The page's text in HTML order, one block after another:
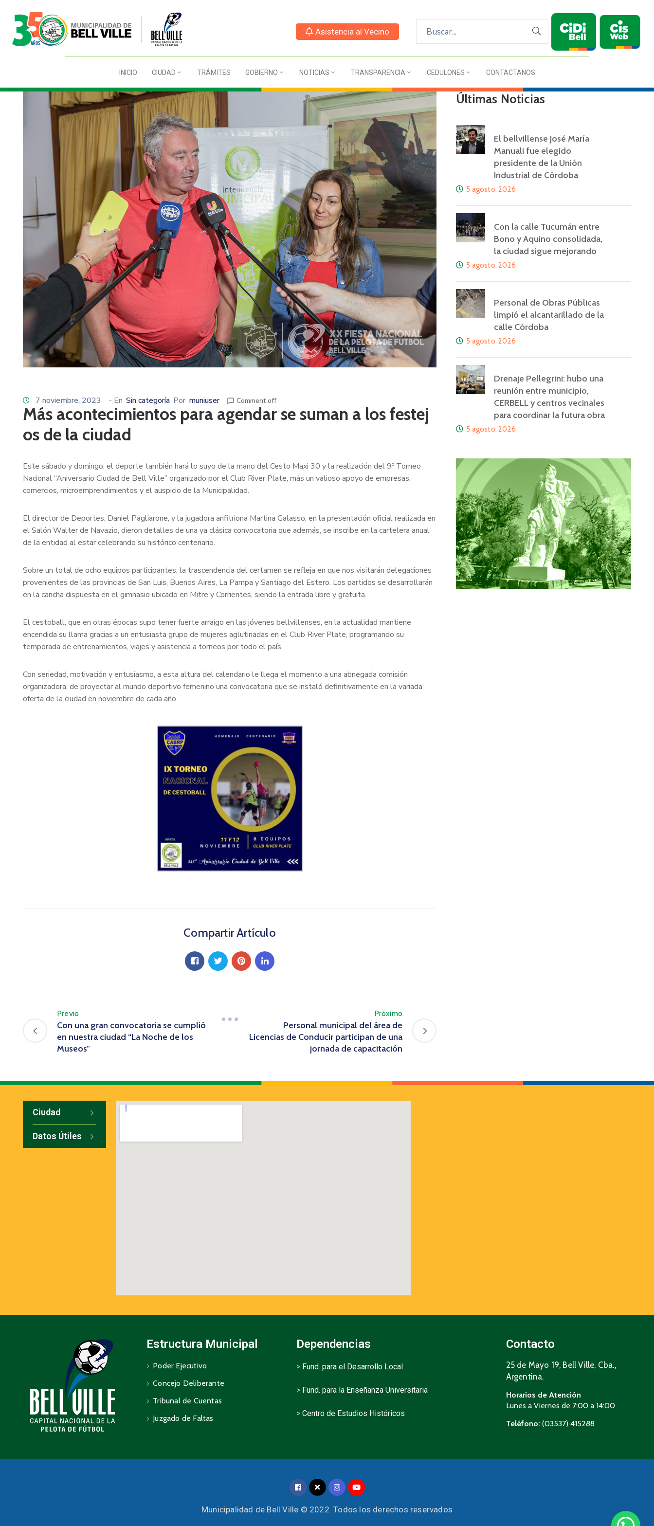
Asistencia al Vecino
INICIO CIUDAD TRÁMITES GOBIERNO NOTICIAS TRANSPARENCIA CEDULONES CONTACTANOS
7 noviembre, 2023 - En Sin categoría Por muniuser Comment off
Más acontecimientos para agendar se suman a los festej
os de la ciudad
Este sábado y domingo, el deporte también hará lo suyo de la mano del Cesto Maxi 30 y la realización del 9º Torneo
Nacional “Aniversario Ciudad de Bell Ville” organizado por el Club River Plate, más un valioso apoyo de empresas,
comercios, microemprendimientos y el auspicio de la Municipalidad.
El director de Deportes, Daniel Pagliarone, y la jugadora anfitriona Martina Galasso, en la presentación oficial realizada en
el Salón Walter de Navazio, dieron detalles de una ya clásica convocatoria que además, se inscribe en la cartelera anual
de la entidad al estar celebrando su histórico centenario.
Sobre un total de ocho equipos participantes, la trascendencia del certamen se refleja en que nos visitarán delegaciones
provenientes de las provincias de San Luis, Buenos Aires, La Pampa y Santiago del Estero. Los partidos se desarrollarán
en la cancha dispuesta en el gimnasio ubicado en Mitre y Corrientes, siendo la entrada libre y gratuita.
El cestoball, que en otras épocas supo tener fuerte arraigo en las jóvenes bellvillenses, en la actualidad mantiene
encendida su llama gracias a un entusiasta grupo de mujeres aglutinadas en el Club River Plate, programando su
temporada de entrenamientos, viajes y asistencia a torneos por todo el país.
Con seriedad, motivación y entusiasmo, a esta altura del calendario le llega el momento a una abnegada comisión
organizadora, de proyectar al mundo deportivo femenino una convocatoria que se instaló definitivamente en la variada
oferta de la ciudad en noviembre de cada año.
Compartir Artículo
Previo
Con una gran convocatoria se cumplió
en nuestra ciudad “La Noche de los
Museos”
Próximo
Personal municipal del área de
Licencias de Conducir participan de una
jornada de capacitación
Últimas Noticias
El bellvillense José María
Manuali fue elegido
presidente de la Unión
Industrial de Córdoba
5 agosto, 2026
Con la calle Tucumán entre
Bono y Aquino consolidada,
la ciudad sigue mejorando
5 agosto, 2026
Personal de Obras Públicas
limpió el alcantarillado de la
calle Córdoba
5 agosto, 2026
Drenaje Pellegrini: hubo una
reunión entre municipio,
CERBELL y centros vecinales
para coordinar la futura obra
5 agosto, 2026
Ciudad
Datos Útiles
Estructura Municipal
Poder Ejecutivo
Concejo Deliberante
Tribunal de Cuentas
Juzgado de Faltas
Dependencias
> Fund. para el Desarrollo Local
> Fund. para la Enseñanza Universitaria
> Centro de Estudios Históricos
Contacto
25 de Mayo 19, Bell Ville, Cba.,
Argentina.
Horarios de Atención
Lunes a Viernes de 7:00 a 14:00
Teléfono: (03537) 415288
Municipalidad de Bell Ville © 2022. Todos los derechos reservados